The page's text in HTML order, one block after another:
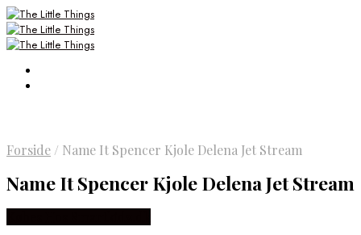
Forside / Name It Spencer Kjole Delena Jet Stream
Name It Spencer Kjole Delena Jet Stream